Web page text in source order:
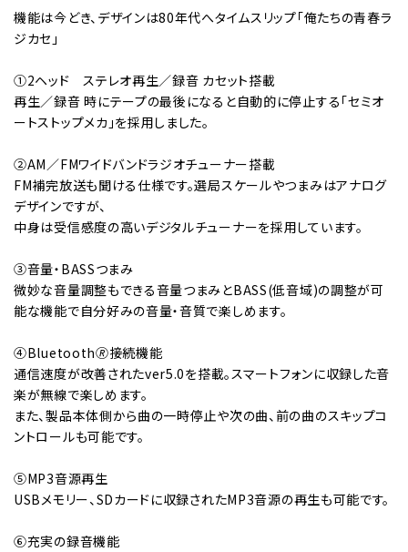
機能は今どき、デザインは80年代へタイムスリップ「俺たちの青春ラ
ジカセ」
①2ヘッド ステレオ再生／録音 カセット搭載
再生／録音 時にテープの最後になると自動的に停止する「セミオ
ートストップメカ」を採用しました。
②AM／FMワイドバンドラジオチューナー搭載
FM補完放送も聞ける仕様です。選局スケールやつまみはアナログ
デザインですが、
中身は受信感度の高いデジタルチューナーを採用しています。
③音量・BASSつまみ
微妙な音量調整もできる音量つまみとBASS(低音域)の調整が可
能な機能で自分好みの音量・音質で楽しめます。
④Bluetooth🄬接続機能
通信速度が改善されたver5.0を搭載。スマートフォンに収録した音
楽が無線で楽しめます。
また、製品本体側から曲の一時停止や次の曲、前の曲のスキップコ
ントロールも可能です。
⑤MP3音源再生
USBメモリー、SDカードに収録されたMP3音源の再生も可能です。
⑥充実の録音機能